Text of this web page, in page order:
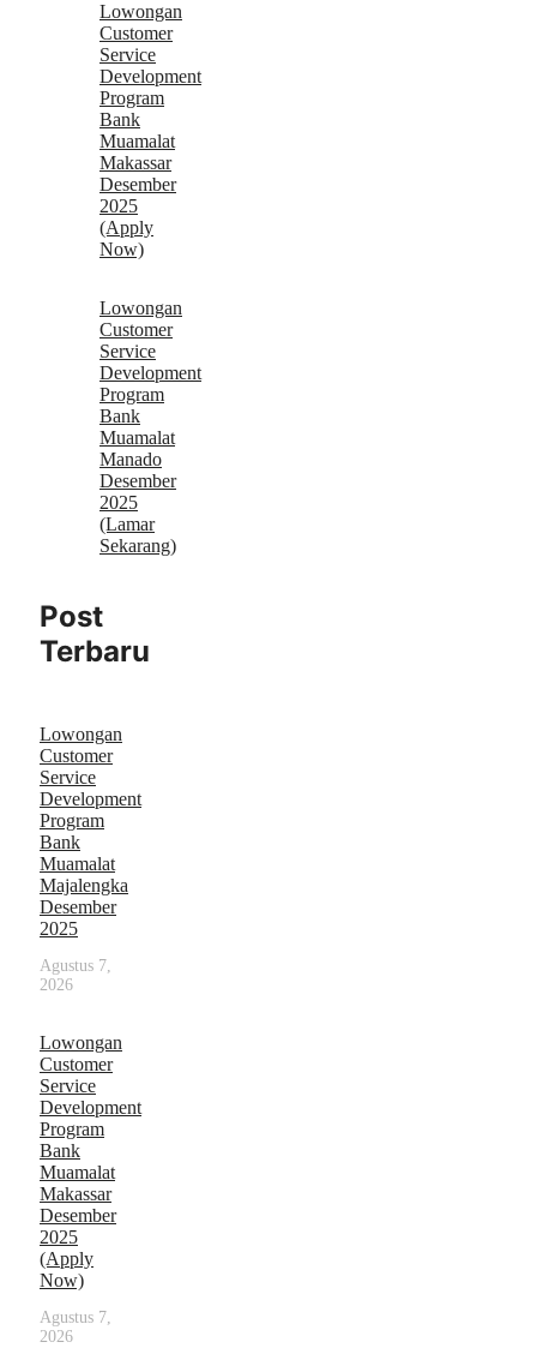
Lowongan
Customer
Service
Development
Program
Bank
Muamalat
Makassar
Desember
2025
(Apply
Now)
Lowongan
Customer
Service
Development
Program
Bank
Muamalat
Manado
Desember
2025
(Lamar
Sekarang)
Post
Terbaru
Lowongan
Customer
Service
Development
Program
Bank
Muamalat
Majalengka
Desember
2025
Agustus 7,
2026
Lowongan
Customer
Service
Development
Program
Bank
Muamalat
Makassar
Desember
2025
(Apply
Now)
Agustus 7,
2026